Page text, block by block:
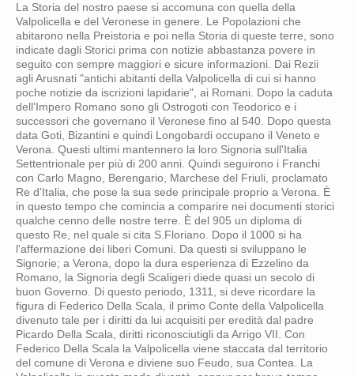
La Storia del nostro paese si accomuna con quella della
Valpolicella e del Veronese in genere. Le Popolazioni che
abitarono nella Preistoria e poi nella Storia di queste terre, sono
indicate dagli Storici prima con notizie abbastanza povere in
seguito con sempre maggiori e sicure informazioni. Dai Rezii
agli Arusnati "antichi abitanti della Valpolicella di cui si hanno
poche notizie da iscrizioni lapidarie", ai Romani. Dopo la caduta
dell'Impero Romano sono gli Ostrogoti con Teodorico e i
successori che governano il Veronese fino al 540. Dopo questa
data Goti, Bizantini e quindi Longobardi occupano il Veneto e
Verona. Questi ultimi mantennero la loro Signoria sull'Italia
Settentrionale per più di 200 anni. Quindi seguirono i Franchi
con Carlo Magno, Berengario, Marchese del Friuli, proclamato
Re d'Italia, che pose la sua sede principale proprio a Verona. È
in questo tempo che comincia a comparire nei documenti storici
qualche cenno delle nostre terre. È del 905 un diploma di
questo Re, nel quale si cita S.Floriano. Dopo il 1000 si ha
l'affermazione dei liberi Comuni. Da questi si sviluppano le
Signorie; a Verona, dopo la dura esperienza di Ezzelino da
Romano, la Signoria degli Scaligeri diede quasi un secolo di
buon Governo. Di questo periodo, 1311, si deve ricordare la
figura di Federico Della Scala, il primo Conte della Valpolicella
divenuto tale per i diritti da lui acquisiti per eredità dal padre
Picardo Della Scala, diritti riconosciutigli da Arrigo VII. Con
Federico Della Scala la Valpolicella viene staccata dal territorio
del comune di Verona e diviene suo Feudo, sua Contea. La